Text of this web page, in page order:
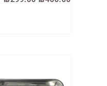
המקורי